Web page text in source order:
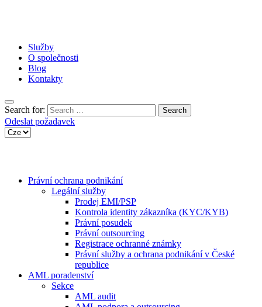
Služby
O společnosti
Blog
Kontakty
Search for:
Odeslat požadavek
Právní ochrana podnikání
Legální služby
Prodej EMI/PSP
Kontrola identity zákazníka (KYC/KYB)
Právní posudek
Právní outsourcing
Registrace ochranné známky
Právní služby a ochrana podnikání v České
republice
AML poradenství
Sekce
AML audit